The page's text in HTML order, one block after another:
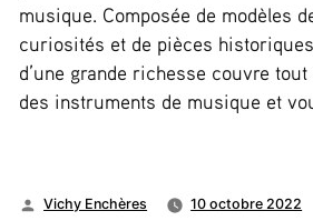
musique. Composée de modèles
curiosités et de pièces
d’une grande richesse couvre
des instruments de musique et
Publié
Vichy Enchères
10 octobre 2022